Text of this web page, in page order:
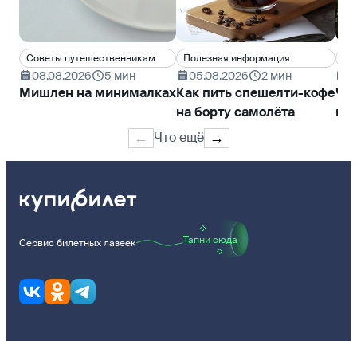
Cоветы путешественникам
08.08.2026 5 мин
Мишлен на минималках
Полезная информация
05.08.2026 2 мин
Как пить спешелти-кофе
на борту самолёта
← Что ещё →
Сервис билетных лазеек Тапни сюда